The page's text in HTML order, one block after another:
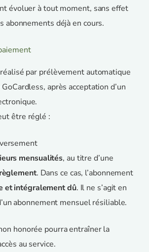
évoluer à tout moment, sans effet
abonnements déjà en cours.
par prélèvement automatique
après acceptation d’un
être réglé :
mensualités, au titre d’une
. Dans ce cas, l’abonnement
et intégralement dû. Il ne s’agit en
abonnement mensuel résiliable.
honorée pourra entraîner la
au service.